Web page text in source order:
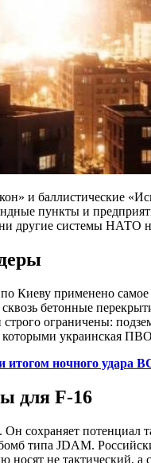
и баллистические
пункты и
другие системы НАТО
Киеву применено
бетонные
строго ограничены:
украинская
ночного удара
для F-16
сохраняет
типа JDAM.
не тактический,